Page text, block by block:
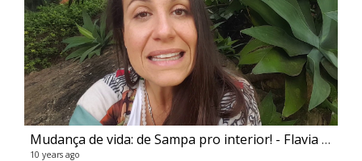
Mudança de vida: de Sampa pro interior! - Flavia Melissa
10 years ago